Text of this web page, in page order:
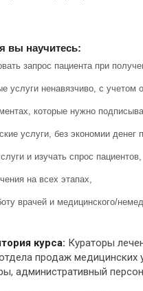
вы научитесь:
запрос пациента при
услуги ненавязчиво, с учетом
которые нужно
услуги, без экономии денег
и изучать спрос пациентов,
на всех этапах,
врачей и медицинского/
курса: Кураторы
продаж медицинских
административный